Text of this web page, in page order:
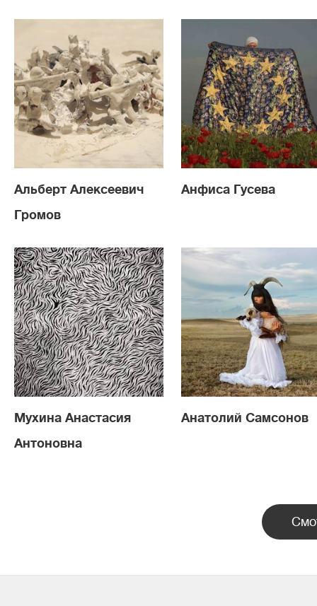
Альберт Алексеевич
Громов
Анфиса Гусева
Мухина Анастасия
Антоновна
Анатолий Самсонов